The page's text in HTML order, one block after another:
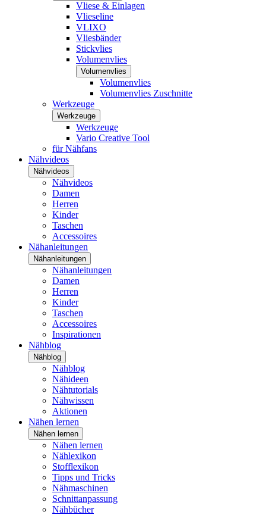
Vliese & Einlagen
Vlieseline
VLIXO
Vliesbänder
Stickvlies
Volumenvlies
Volumenvlies
Volumenvlies
Volumenvlies Zuschnitte
Werkzeuge
Werkzeuge
Werkzeuge
Vario Creative Tool
für Nähfans
Nähvideos
Nähvideos
Nähvideos
Damen
Herren
Kinder
Taschen
Accessoires
Nähanleitungen
Nähanleitungen
Nähanleitungen
Damen
Herren
Kinder
Taschen
Accessoires
Inspirationen
Nähblog
Nähblog
Nähblog
Nähideen
Nähtutorials
Nähwissen
Aktionen
Nähen lernen
Nähen lernen
Nähen lernen
Nählexikon
Stofflexikon
Tipps und Tricks
Nähmaschinen
Schnittanpassung
Nähbücher